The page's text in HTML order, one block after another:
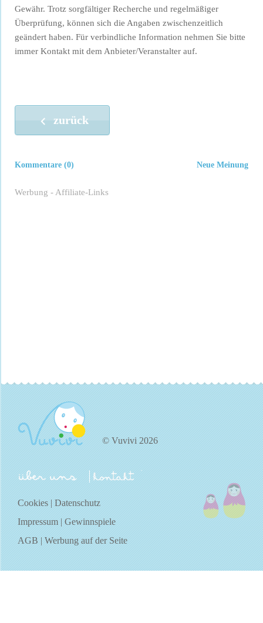
Gewähr. Trotz sorgfältiger Recherche und regelmäßiger
Überprüfung, können sich die Angaben zwischenzeitlich
geändert haben. Für verbindliche Information nehmen Sie bitte
immer Kontakt mit dem Anbieter/Veranstalter auf.
zurück
Neue Meinung
Kommentare (0)
Werbung - Affiliate-Links
© Vuvivi 2026
über uns kontakt
Cookies|Datenschutz
Impressum|Gewinnspiele
AGB|Werbung auf der Seite